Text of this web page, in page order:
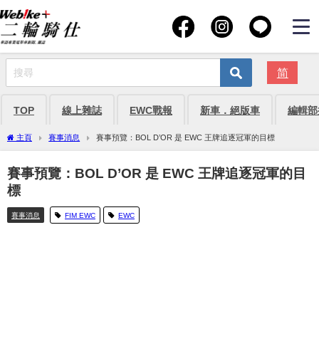
简
TOP 線上雜誌 EWC戰報 新車．絕版車 編輯
主頁 賽事消息 賽事預覽：BOL D’OR 是 EWC 王牌追逐冠軍的目標
賽事預覽：BOL D’OR 是 EWC 王牌追逐冠軍的目
標
賽事消息 FIM EWC EWC